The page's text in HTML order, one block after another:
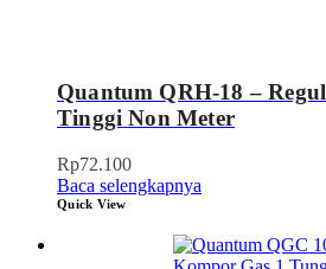
Quantum QRH-18 –
Tinggi Non Meter
Rp72.100
Baca selengkapnya
Quick View